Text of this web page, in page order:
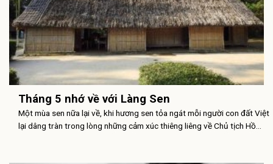
Tháng 5 nhớ về với Làng Sen
Một mùa sen nữa lại về, khi hương sen tỏa ngát mỗi người con đất Việt
lại dâng tràn trong lòng những cảm xúc thiêng liêng về Chủ tịch Hồ...